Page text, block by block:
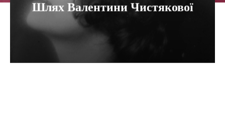
Шлях Валентини Чистякової